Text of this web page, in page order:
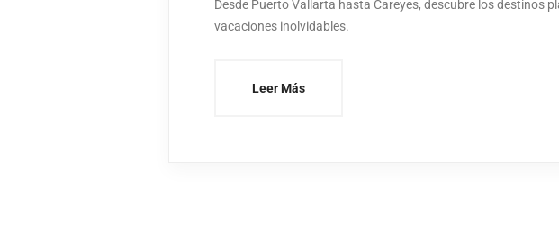
Desde Puerto Vallarta hasta Careyes, descubre los destinos
vacaciones inolvidables.
Leer Más